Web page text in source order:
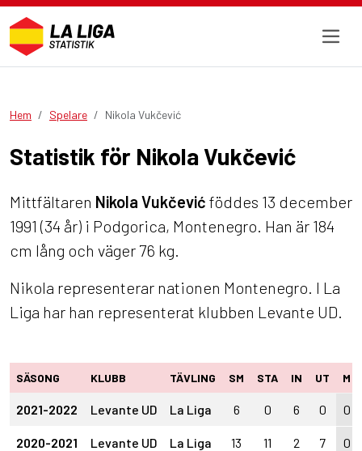
Hem Spelare Nikola Vukčević
Statistik för Nikola Vukčević
Mittfältaren Nikola Vukčević föddes 13 december
1991 (34 år) i Podgorica, Montenegro. Han är 184
cm lång och väger 76 kg.
Nikola representerar nationen Montenegro. I La
Liga har han representerat klubben Levante UD.
SÄSONG KLUBB TÄVLING SM STA IN UT M
2021-2022 Levante UD La Liga 6 0 6 0 0
2020-2021 Levante UD La Liga 13 11 2 7 0